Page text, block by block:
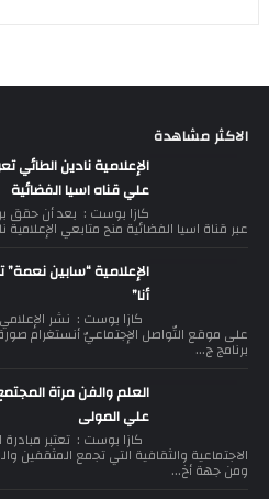
الاكثر مشاهدة
الإعلامية نادين
علي قناه اسيا الفضائية
كازا بوست : بعد أن حقق
عبر قناة اسيا الفضائية منح متابعي
الإعلامية “سابين
أنا”
كازا بوست : نشر
على موقع التّواصل الإجتماعيّ أنستغرام
برنامج ج...
العلم والفن مرآة
علي المولى
كازا بوست : تعتبر
الاجتماعية والثقافية التي تجمع
ومن جهة أخ...